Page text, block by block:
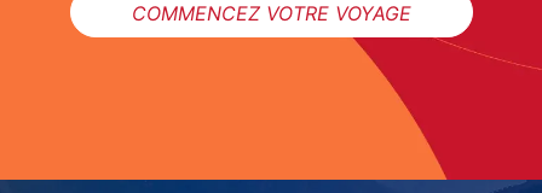
COMMENCEZ VOTRE VOYAGE